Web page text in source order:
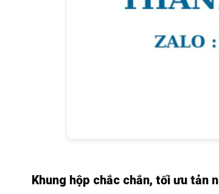
Khung hộp chắc chắn, tối ưu tản